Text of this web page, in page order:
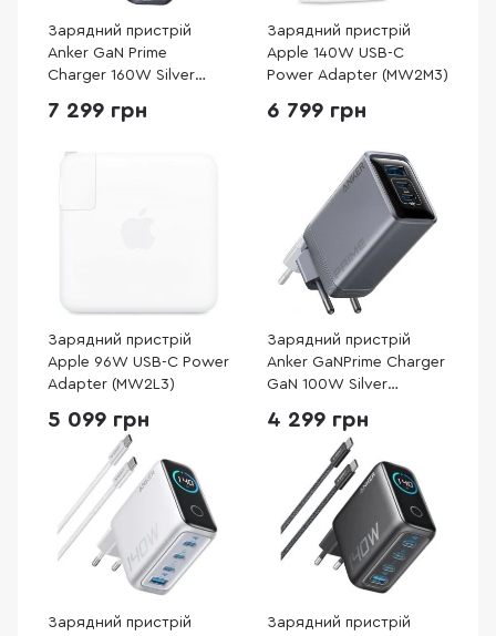
Зарядний пристрій
Anker GaN Prime
Charger 160W Silver
7 299 грн
Зарядний пристрій
Apple 140W USB-C
Power Adapter (MW2M3)
6 799 грн
Зарядний пристрій
Apple 96W USB-C Power
Adapter (MW2L3)
5 099 грн
Зарядний пристрій
Anker GaNPrime Charger
GaN 100W Silver
4 299 грн
Зарядний пристрій
Зарядний пристрій